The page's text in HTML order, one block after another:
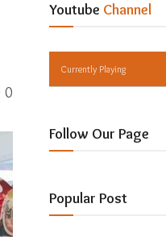
0
Youtube Channel
Currently Playing
Follow Our Page
Popular Post